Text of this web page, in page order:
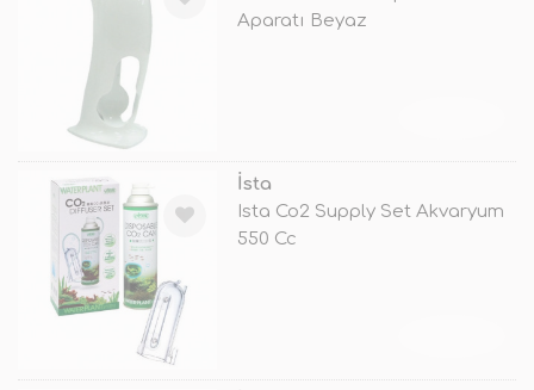
Aparatı Beyaz
İsta
Ista Co2 Supply Set Akvaryum
550 Cc